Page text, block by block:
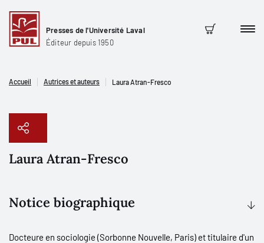
Presses de l'Université Laval
Éditeur depuis 1950
Panier
Accueil Autrices et auteurs Laura Atran-Fresco
Laura Atran-Fresco
Notice biographique
Docteure en sociologie (Sorbonne Nouvelle, Paris) et titulaire d'un